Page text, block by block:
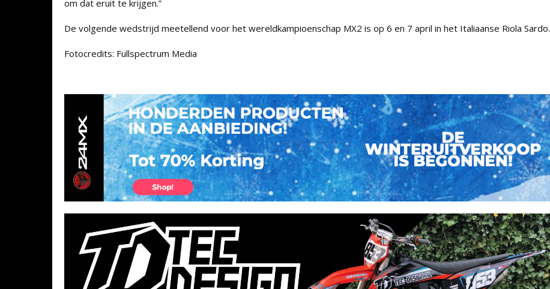
om dat eruit te krijgen.”
De volgende wedstrijd meetellend voor het wereldkampioenschap MX2 is op 6 en 7 april in het Italiaanse Riola Sardo.
Fotocredits: Fullspectrum Media